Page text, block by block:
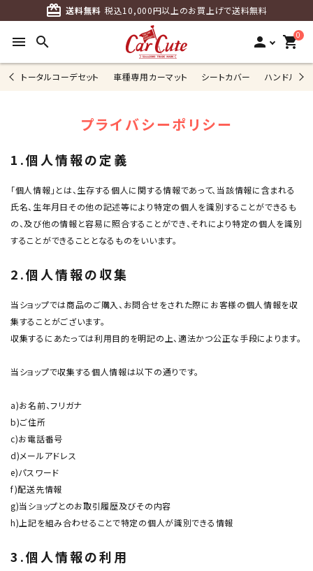
card_giftcard 送料無料 税込10,000円以上のお買上げで送料無料
menu search person 0
shopping_cart
トータルコーデセット 車種専用カーマット シートカバー ハンドルカ
プライバシーポリシー
1.個人情報の定義
「個人情報」とは、生存する個人に関する情報であって、当該情報に含まれる
氏名、生年月日その他の記述等により特定の個人を識別することができるも
の、及び他の情報と容易に照合することができ、それにより特定の個人を識別
することができることとなるものをいいます。
2.個人情報の収集
当ショップでは商品のご購入、お問合せをされた際にお客様の個人情報を収
集することがございます。
収集するにあたっては利用目的を明記の上、適法かつ公正な手段によります。
当ショップで収集する個人情報は以下の通りです。
a)お名前、フリガナ
b)ご住所
c)お電話番号
d)メールアドレス
e)パスワード
f)配送先情報
g)当ショップとのお取引履歴及びその内容
h)上記を組み合わせることで特定の個人が識別できる情報
3.個人情報の利用